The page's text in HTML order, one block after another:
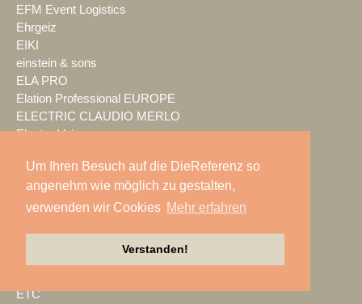
Um Ihren Besuch auf die DieReferenz so
angenehm wie möglich zu gestalten,
verwenden wir Cookies Mehr erfahren
Verstanden!
EFM Event Logistics
Ehrgeiz
EIKI
einstein & sons
ELA PRO
Elation Professional EUROPE
ELECTRIC CLAUDIO MERLO
Electro-Voice
ENCIRCLED audio.solutions
Encore EMEA
Enova Solutions
ETC